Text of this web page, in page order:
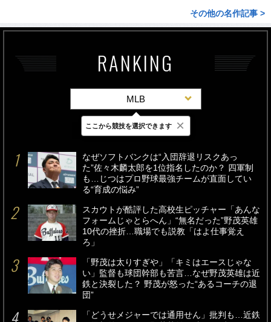
その他の名作記事 >
RANKING
MLB
最新 24時間 週間
なぜソフトバンクは“入団辞退リスクあっ
た”佐々木麟太郎を1位指名したのか？ 四軍制
も…じつはプロ野球最強チームが直面してい
る“育成の悩み”
スカウトが酷評した高校生ピッチャー「あんな
フォームじゃとらへん」“無名だった”野茂英雄
10代の挫折…職場でも説教「はよ仕事覚え
ろ」
「野茂は太りすぎや」「キミはエースじゃな
い」監督も球団幹部も苦言…なぜ野茂英雄は近
鉄と決裂した？ 野茂が怒った“あるコーチの退
団”
「どうせメジャーでは通用せん」批判も…近鉄
ここから競技を選択できます ×